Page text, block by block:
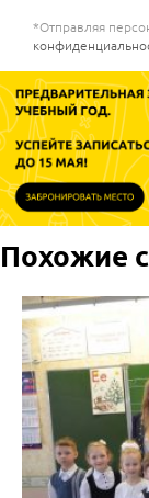
*Отправляя
Похожие